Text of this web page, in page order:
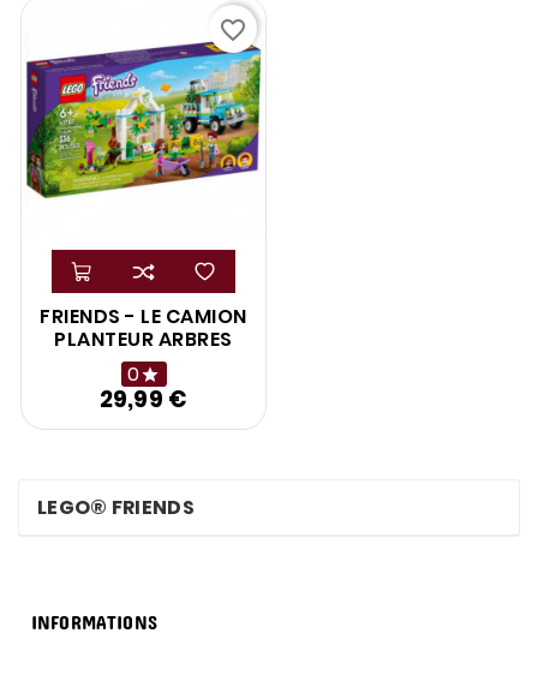
FRIENDS - LE CAMION
PLANTEUR ARBRES
0
29,99 €
favorite_border
LEGO® FRIENDS
INFORMATIONS